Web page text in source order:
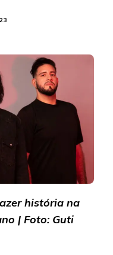
história na
| Foto: Guti